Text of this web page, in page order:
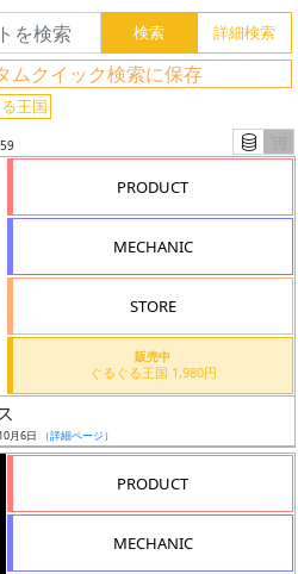
ムクイック検索に保存
王国
PRODUCT
MECHANIC
STORE
販売中
ぐるぐる王国 1,980円
月6日 （詳細ページ）
PRODUCT
MECHANIC